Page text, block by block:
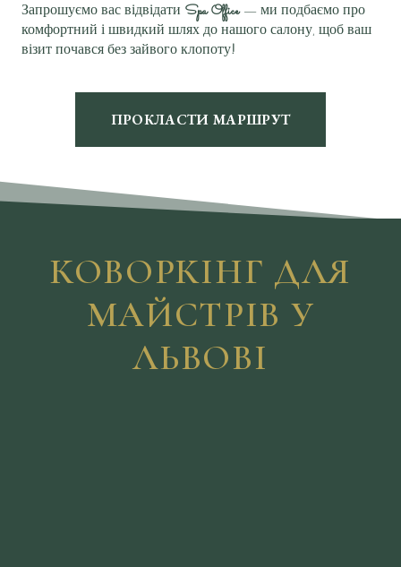
Запрошуємо вас відвідати Spa Office— ми подбаємо про
комфортний і швидкий шлях до нашого салону, щоб ваш
візит почався без зайвого клопоту!
ПРОКЛАСТИ МАРШРУТ
КОВОРКІНГ ДЛЯ
МАЙСТРІВ У
ЛЬВОВІ